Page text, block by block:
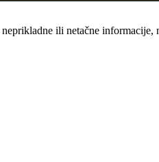
ili netačne